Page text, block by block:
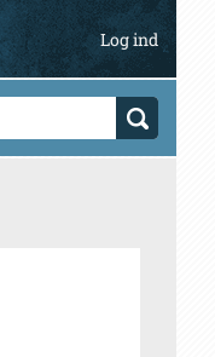
Log ind